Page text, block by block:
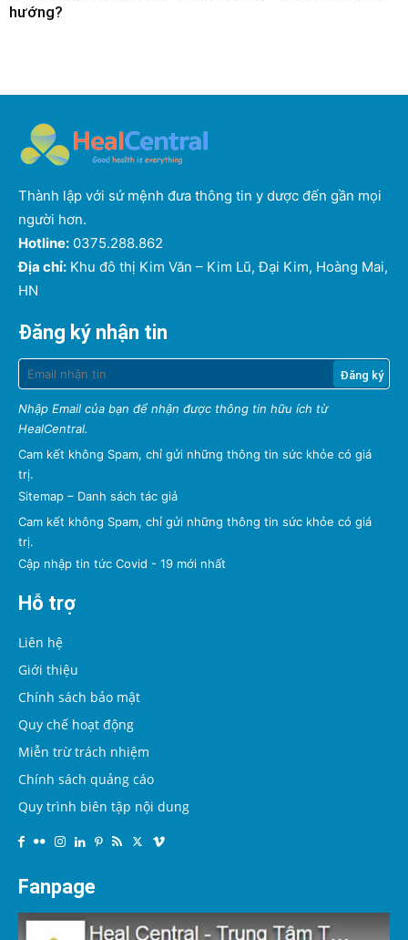
hướng?
Thành lập với sứ mệnh đưa thông tin y dược đến gần mọi
người hơn.
Hotline: 0375.288.862
Địa chỉ: Khu đô thị Kim Văn – Kim Lũ, Đại Kim, Hoàng Mai,
HN
Đăng ký nhận tin
Nhập Email của bạn để nhận được thông tin hữu ích từ
HealCentral.
Cam kết không Spam, chỉ gửi những thông tin sức khỏe có giá
trị.
Sitemap – Danh sách tác giả
Cam kết không Spam, chỉ gửi những thông tin sức khỏe có giá
trị.
Cập nhập tin tức Covid - 19 mới nhất
Hỗ trợ
Liên hệ
Giới thiệu
Chính sách bảo mật
Quy chế hoạt động
Miễn trừ trách nhiệm
Chính sách quảng cáo
Quy trình biên tập nội dung
Fanpage